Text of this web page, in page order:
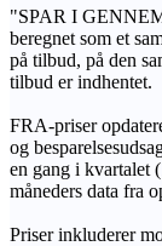
"SPAR I
beregnet som et
på tilbud, på den
tilbud er indhentet.
FRA-priser
og
en gang i kvartalet
måneders data fra
Priser inkluderer